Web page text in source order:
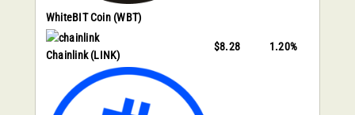
WhiteBIT Coin (WBT)
Chainlink (LINK)
$8.28 1.20%